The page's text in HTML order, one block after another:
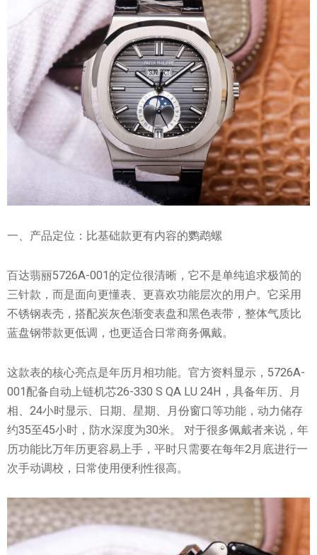
一、产品定位：比基础款更有内容的鹦鹉螺
百达翡丽5726A-001的定位很清晰，它不是单纯追求极简的
三针款，而是面向更懂表、更喜欢功能层次的用户。它采用
不锈钢表壳，搭配炭灰色渐变表盘和黑色表带，整体气质比
蓝盘钢带款更低调，也更适合日常商务佩戴。
这款表的核心亮点是年历月相功能。官方资料显示，5726A-
001配备自动上链机芯26-330 S QA LU 24H，具备年历、月
相、24小时显示、日期、星期、月份窗口等功能，动力储存
约35至45小时，防水深度为30米。 对于很多佩戴者来说，年
历功能比万年历更容易上手，平时只需要在每年2月底进行一
次手动调校，日常使用便利性很高。